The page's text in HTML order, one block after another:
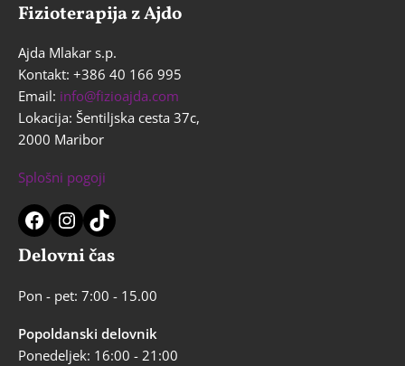
–
zakaj
ga
potrebujete?
Fizioterapija z Ajdo
Ajda Mlakar s.p.
Kontakt: +386 40 166 995
Email: info@fizioajda.com
Lokacija: Šentiljska cesta 37c,
2000 Maribor
Splošni pogoji
Facebook
Instagram
TikTok
Delovni čas
Pon - pet: 7:00 - 15.00
Popoldanski delovnik
Ponedeljek: 16:00 - 21:00